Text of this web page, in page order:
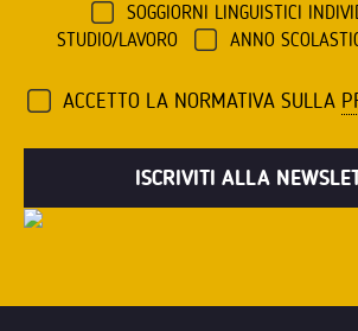
SOGGIORNI LINGUISTICI
STUDIO/LAVORO
ANNO
ACCETTO LA NORMATIVA SULLA